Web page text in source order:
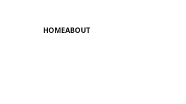
HOMEABOUT